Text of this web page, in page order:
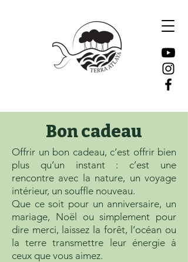
Bon cadeau
Offrir un bon cadeau, c’est offrir bien
plus qu’un instant : c’est une
rencontre avec la nature, un voyage
intérieur, un souffle nouveau.
Que ce soit pour un anniversaire, un
mariage, Noël ou simplement pour
dire merci, laissez la forêt, l’océan ou
la terre transmettre leur énergie à
ceux que vous aimez.